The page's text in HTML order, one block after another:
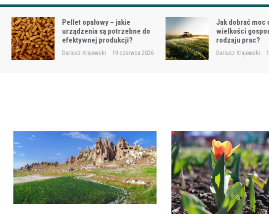
Pellet opałowy – jakie
urządzenia są potrzebne do
efektywnej produkcji?
Dariusz Krajewski 19 czerwca 2026
Jak dobrać moc
wielkości
rodzaju prac?
Dariusz Krajewski